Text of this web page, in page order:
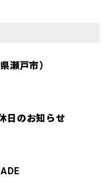
瀬戸市）
日のお知らせ